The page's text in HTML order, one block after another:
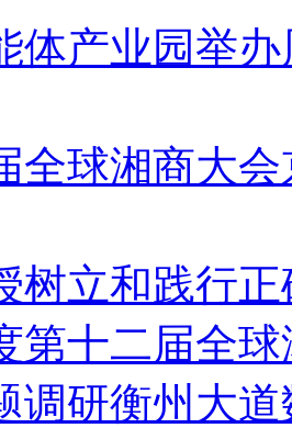
体产业园举
全球湘商大
树立和践行
第十二届全
调研衡州大